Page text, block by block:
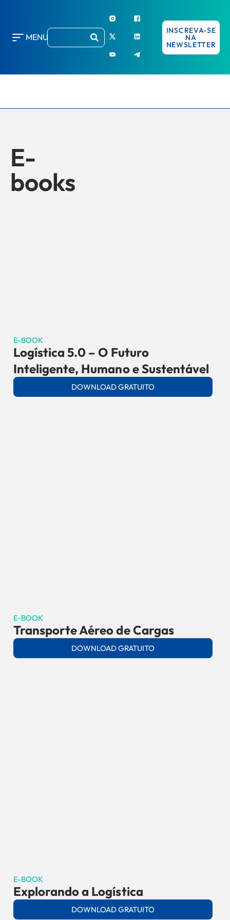
MENU
INSCREVA-SE
NA
NEWSLETTER
E-
books
E-BOOK
Logística 5.0 – O Futuro
Inteligente, Humano e Sustentável
DOWNLOAD GRATUITO
E-BOOK
Transporte Aéreo de Cargas
DOWNLOAD GRATUITO
E-BOOK
Explorando a Logística
DOWNLOAD GRATUITO